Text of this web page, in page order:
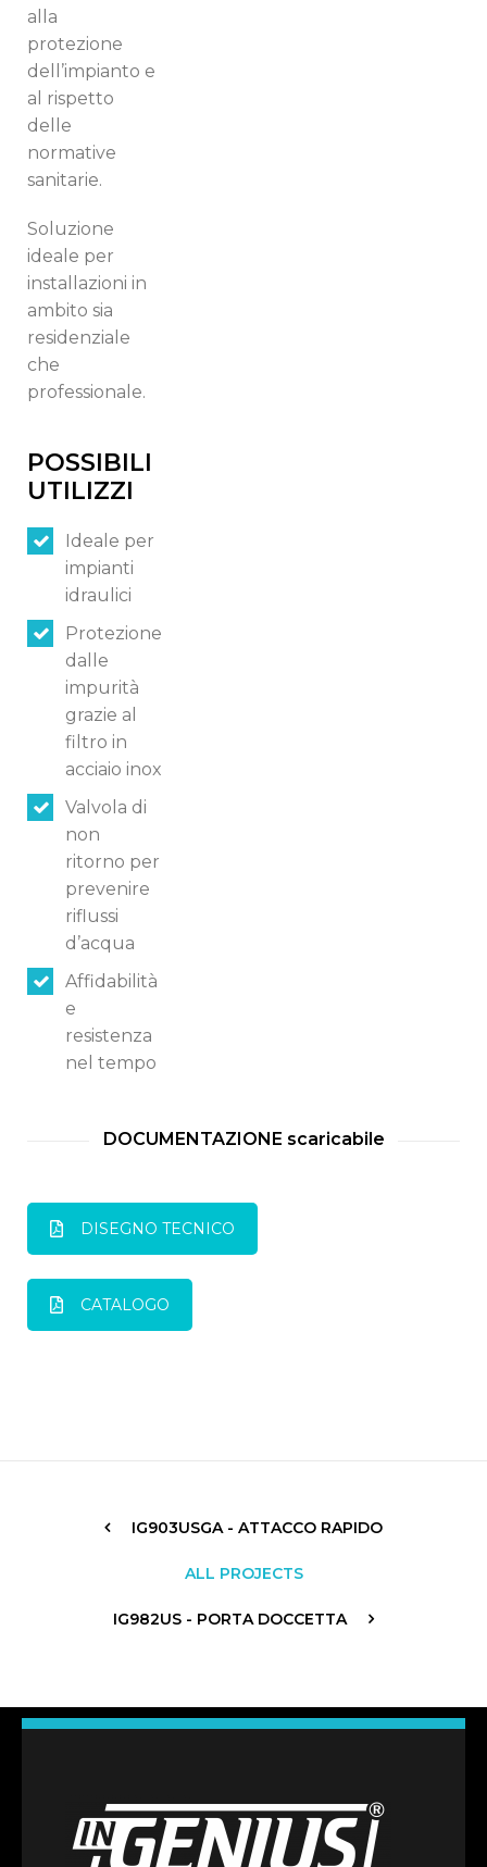
alla
protezione
dell’impianto e
al rispetto
delle
normative
sanitarie.
Soluzione
ideale per
installazioni in
ambito sia
residenziale
che
professionale.
POSSIBILI
UTILIZZI
Ideale per
impianti
idraulici
Protezione
dalle
impurità
grazie al
filtro in
acciaio inox
Valvola di
non
ritorno per
prevenire
riflussi
d’acqua
Affidabilità
e
resistenza
nel tempo
DOCUMENTAZIONE scaricabile
DISEGNO TECNICO
CATALOGO
IG903USGA - ATTACCO RAPIDO
ALL PROJECTS
IG982US - PORTA DOCCETTA